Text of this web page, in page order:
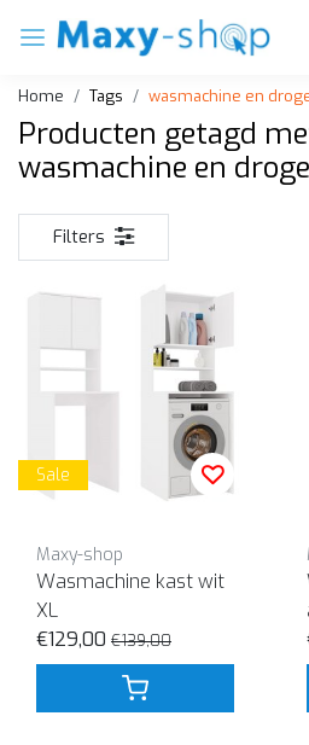
Home Tags wasmachine en
Producten getagd
wasmachine en
Filters
Sale
Maxy-shop
Wasmachine kast wit
XL
€129,00 €139,00